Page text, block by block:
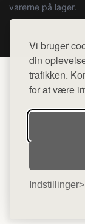
Vi bruger
din
trafikken.
for at være
Indstillinger
varerne på lager.